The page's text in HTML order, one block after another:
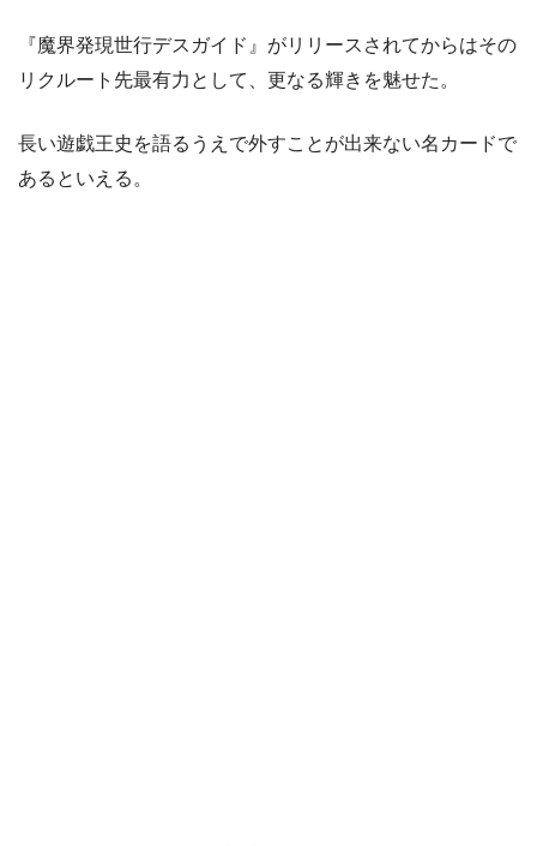
『魔界発現世行デスガイド』がリリースされてからはその
リクルート先最有力として、更なる輝きを魅せた。
長い遊戯王史を語るうえで外すことが出来ない名カードで
あるといえる。